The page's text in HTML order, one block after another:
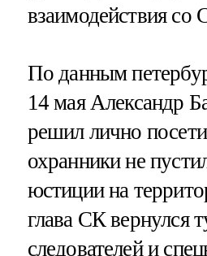
взаимодействия
По данным
14 мая Александр
решил лично
охранники не
юстиции на
глава СК вернулся
следователей и